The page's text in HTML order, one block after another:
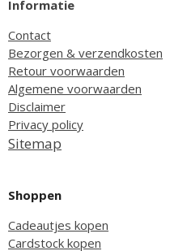
Informatie
Contact
Bezorgen & verzendkosten
Retour voorwaarden
Algemene voorwaarden
Disclaimer
Privacy policy
Sitemap
Shoppen
Cadeautjes kopen
Cardstock kopen